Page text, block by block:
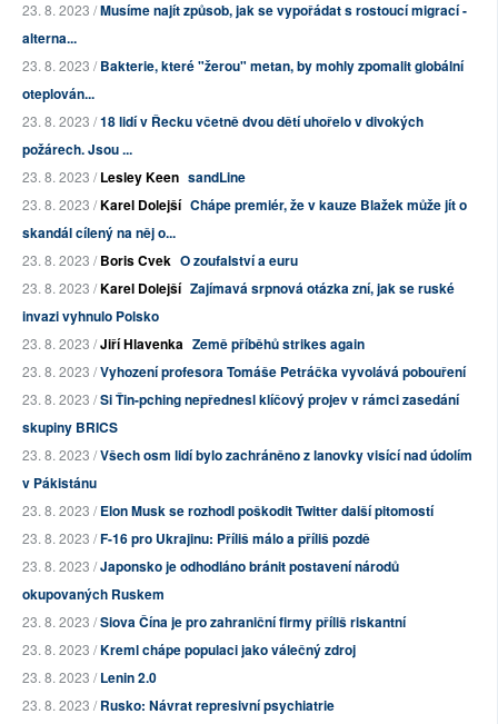
23. 8. 2023 /Musíme najít způsob, jak se vypořádat s rostoucí migrací -
alterna...
23. 8. 2023 /Bakterie, které "žerou" metan, by mohly zpomalit globální
oteplován...
23. 8. 2023 /18 lidí v Řecku včetně dvou dětí uhořelo v divokých
požárech. Jsou ...
23. 8. 2023 /Lesley Keen sandLine
23. 8. 2023 /Karel Dolejší Chápe premiér, že v kauze Blažek může jít o
skandál cílený na něj o...
23. 8. 2023 /Boris Cvek O zoufalství a euru
23. 8. 2023 /Karel Dolejší Zajímavá srpnová otázka zní, jak se ruské
invazi vyhnulo Polsko
23. 8. 2023 /Jiří Hlavenka Země příběhů strikes again
23. 8. 2023 /Vyhození profesora Tomáše Petráčka vyvolává pobouření
23. 8. 2023 /Si Ťin-pching nepřednesl klíčový projev v rámci zasedání
skupiny BRICS
23. 8. 2023 /Všech osm lidí bylo zachráněno z lanovky visící nad údolím
v Pákistánu
23. 8. 2023 /Elon Musk se rozhodl poškodit Twitter další pitomostí
23. 8. 2023 /F-16 pro Ukrajinu: Příliš málo a příliš pozdě
23. 8. 2023 /Japonsko je odhodláno bránit postavení národů
okupovaných Ruskem
23. 8. 2023 /Siova Čína je pro zahraniční firmy příliš riskantní
23. 8. 2023 /Kreml chápe populaci jako válečný zdroj
23. 8. 2023 /Lenin 2.0
23. 8. 2023 /Rusko: Návrat represivní psychiatrie